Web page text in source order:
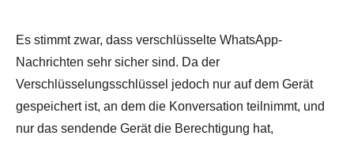
Es stimmt zwar, dass verschlüsselte WhatsApp-
Nachrichten sehr sicher sind. Da der
Verschlüsselungsschlüssel jedoch nur auf dem Gerät
gespeichert ist, an dem die Konversation teilnimmt, und
nur das sendende Gerät die Berechtigung hat,